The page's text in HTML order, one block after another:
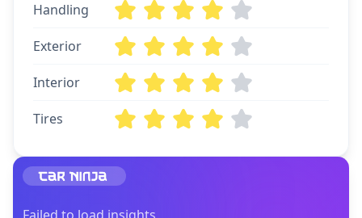
Handling
Exterior
Interior
Tires